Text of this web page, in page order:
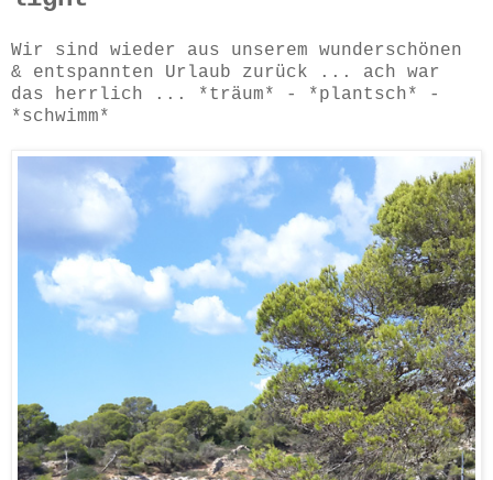
Wir sind wieder aus unserem wunderschönen
& entspannten Urlaub zurück ... ach war
das herrlich ... *träum* - *plantsch* -
*schwimm*